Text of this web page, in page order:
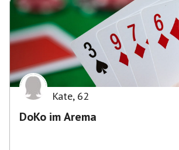
Kate, 62
DoKo im Arema